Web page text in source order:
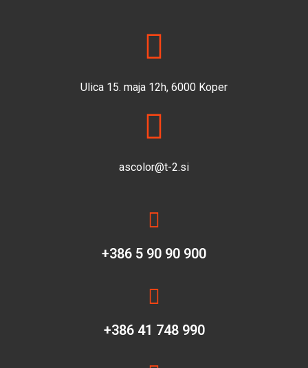
Ulica 15. maja 12h, 6000 Koper
ascolor@t-2.si
+386 5 90 90 900
+386 41 748 990